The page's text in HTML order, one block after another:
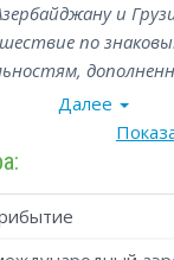
и
по
и
блюдами
а также
как они
Далее